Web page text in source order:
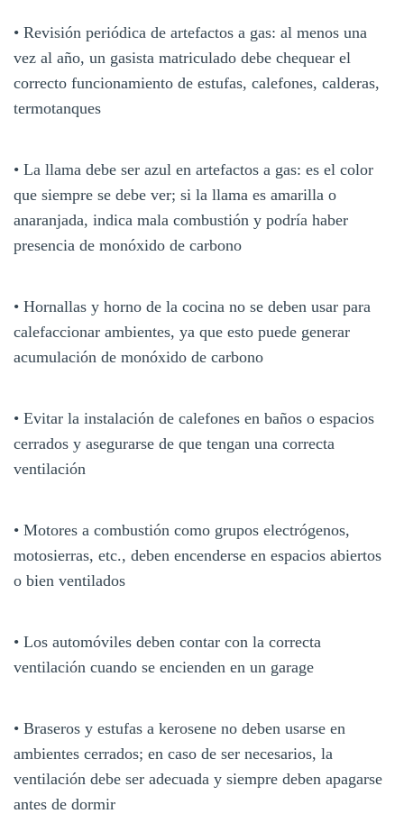
• Revisión periódica de artefactos a gas: al menos una
vez al año, un gasista matriculado debe chequear el
correcto funcionamiento de estufas, calefones, calderas,
termotanques
• La llama debe ser azul en artefactos a gas: es el color
que siempre se debe ver; si la llama es amarilla o
anaranjada, indica mala combustión y podría haber
presencia de monóxido de carbono
• Hornallas y horno de la cocina no se deben usar para
calefaccionar ambientes, ya que esto puede generar
acumulación de monóxido de carbono
• Evitar la instalación de calefones en baños o espacios
cerrados y asegurarse de que tengan una correcta
ventilación
• Motores a combustión como grupos electrógenos,
motosierras, etc., deben encenderse en espacios abiertos
o bien ventilados
• Los automóviles deben contar con la correcta
ventilación cuando se encienden en un garage
• Braseros y estufas a kerosene no deben usarse en
ambientes cerrados; en caso de ser necesarios, la
ventilación debe ser adecuada y siempre deben apagarse
antes de dormir